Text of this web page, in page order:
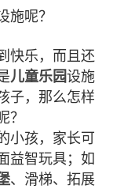
施呢？
快乐，而且还
儿童乐园设施
子，那么怎样
？
小孩，家长可
益智玩具；如
、滑梯、拓展